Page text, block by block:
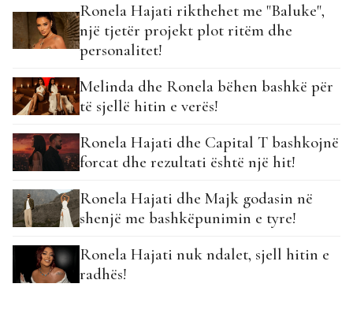
Ronela Hajati rikthehet me "Baluke",
një tjetër projekt plot ritëm dhe
personalitet!
Melinda dhe Ronela bëhen bashkë për
të sjellë hitin e verës!
Ronela Hajati dhe Capital T bashkojnë
forcat dhe rezultati është një hit!
Ronela Hajati dhe Majk godasin në
shenjë me bashkëpunimin e tyre!
Ronela Hajati nuk ndalet, sjell hitin e
radhës!